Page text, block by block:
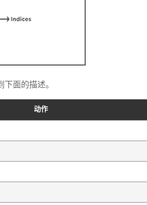
面的描述。
动作